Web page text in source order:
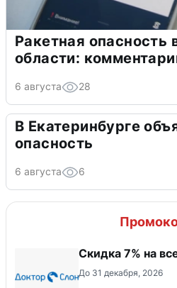
Ракетная опасность
области:
6 августа 28
В Екатеринбурге
опасность
6 августа 6
​Скидка 7% на
До 31 декабря, 2026